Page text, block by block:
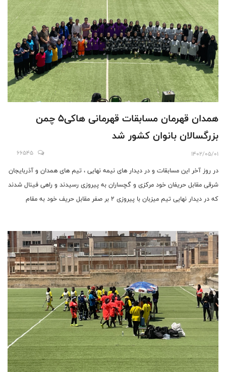
همدان قهرمان مسابقات قهرمانی هاکی۵ چمن
بزرگسالان بانوان کشور شد
1402/05/01
66545
در روز آخر این مسابقات و در دیدار های نیمه نهایی ، تیم های همدان و آذربایجان
شرقی مقابل حریفان خود مرکزی و گچساران به پیروزی رسیدند و راهی فینال شدند
که در دیدار نهایی تیم میزبان با پیروزی ۲ بر صفر مقابل حریف خود به مقام
بویراحمد(گچساران) جایگاه سوم مسابقات را به خود اختصاص داد .